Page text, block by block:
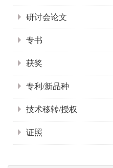
研讨会论文
专书
获奖
专利/新品种
技术移转/授权
证照